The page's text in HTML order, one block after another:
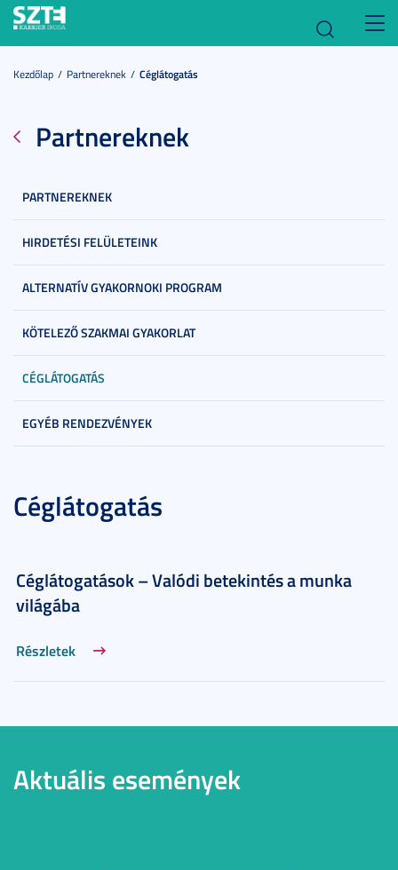
Kezdőlap Partnereknek Céglátogatás
Partnereknek
PARTNEREKNEK
HIRDETÉSI FELÜLETEINK
ALTERNATÍV GYAKORNOKI PROGRAM
KÖTELEZŐ SZAKMAI GYAKORLAT
CÉGLÁTOGATÁS
EGYÉB RENDEZVÉNYEK
Céglátogatás
Céglátogatások – Valódi betekintés a munka
világába
Részletek
Aktuális események